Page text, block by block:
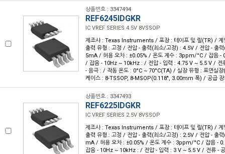
상품번호 : 3347494
REF6245IDGKR
IC VREF SERIES 4.5V 8VSSOP
제조사 : Texas Instruments / 포장 : 테이프 및 릴(TR) / 계
출력 유형 : 고정 / 전압 - 출력(최소/고정) : 4.5V / 전압 - 출
5mA / 허용 오차 : ±0.05% / 온도 계수 : 3ppm/°C / 잡음
/ 잡음 - 10Hz ~ 10kHz : / 전압 - 입력 : 4.75 V ~ 5.5 V / 전
- 음극 : / 작동 온도 : 0°C ~ 70°C(TA) / 실장 유형 : 표면실
케이스 : 8-TSSOP, 8-MSOP(0.118", 3.00mm 폭) / 공급 장
상품번호 : 3347493
REF6225IDGKR
IC VREF SERIES 2.5V 8VSSOP
제조사 : Texas Instruments / 포장 : 테이프 및 릴(TR) / 계
출력 유형 : 고정 / 전압 - 출력(최소/고정) : 2.5V / 전압 - 출
mA / 허용 오차 : ±0.05% / 온도 계수 : 3ppm/°C / 잡음 -
잡음 - 10Hz ~ 10kHz : / 전압 - 입력 : 3 V ~ 5.5 V / 전류 -